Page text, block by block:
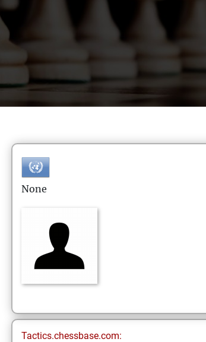
None
Tactics.chessbase.com: